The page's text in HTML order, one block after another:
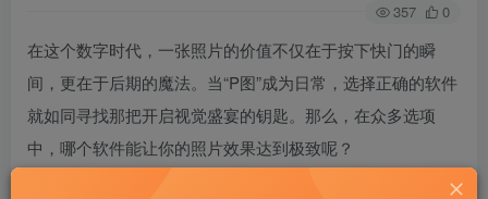
357 0
在这个数字时代，一张照片的价值不仅在于按下快门的瞬
间，更在于后期的魔法。当“P图”成为日常，选择正确的软件
就如同寻找那把开启视觉盛宴的钥匙。那么，在众多选项
中，哪个软件能让你的照片效果达到极致呢？